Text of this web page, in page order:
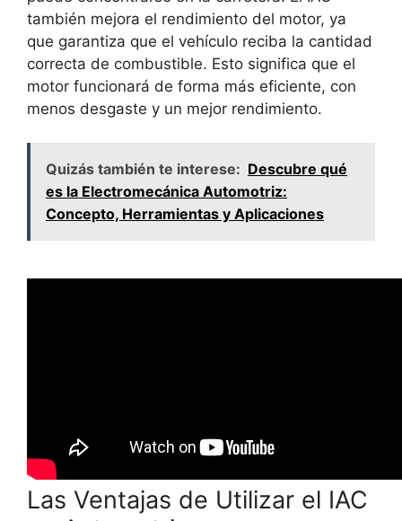
también mejora el rendimiento del motor, ya
que garantiza que el vehículo reciba la cantidad
correcta de combustible. Esto significa que el
motor funcionará de forma más eficiente, con
menos desgaste y un mejor rendimiento.
Quizás también te interese: Descubre qué
es la Electromecánica Automotriz:
Concepto, Herramientas y Aplicaciones
Las Ventajas de Utilizar el IAC